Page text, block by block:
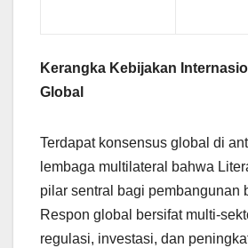
Kerangka Kebijakan
Global
Terdapat konsensus global di
lembaga multilateral bahwa
pilar sentral bagi pembangunan
Respon global bersifat multi-
regulasi, investasi, dan